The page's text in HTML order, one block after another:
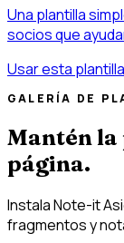
Una plantilla
socios que
Usar esta plantilla
GALERÍA DE
Mantén
página.
Instala Note-it
fragmentos y